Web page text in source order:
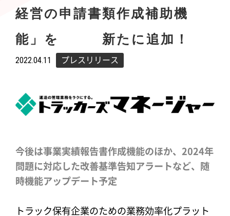
経営の申請書類作成補助機
能」を 新たに追加！
2022.04.11 プレスリリース
今後は事業実績報告書作成機能のほか、2024年
問題に対応した改善基準告知アラートなど、随
時機能アップデート予定
トラック保有企業のための業務効率化プラット